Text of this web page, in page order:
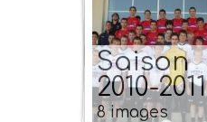
Saison
2010-2011
8 images